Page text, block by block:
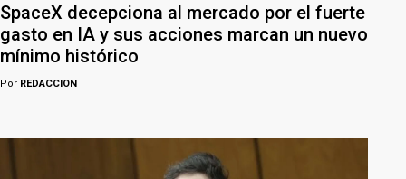
SpaceX decepciona al mercado por el fuerte
gasto en IA y sus acciones marcan un nuevo
mínimo histórico
Por REDACCION